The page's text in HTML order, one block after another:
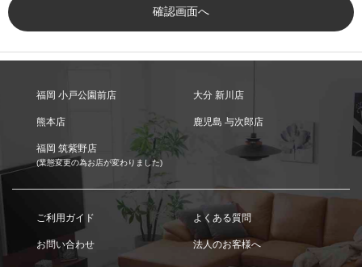
福岡 小戸公園前店 大分 新川店
熊本店 鹿児島 与次郎店
福岡 筑紫野店
(業態変更の為お店が変わりました)
ご利用ガイド よくある質問
お問い合わせ 法人のお客様へ